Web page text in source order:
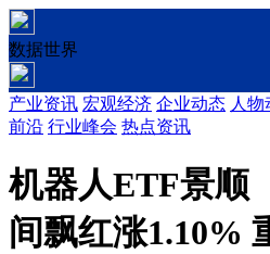
数据世界
产业资讯 宏观经济 企业动态 人物
前沿 行业峰会 热点资讯
机器人ETF景顺
间飘红涨1.10%